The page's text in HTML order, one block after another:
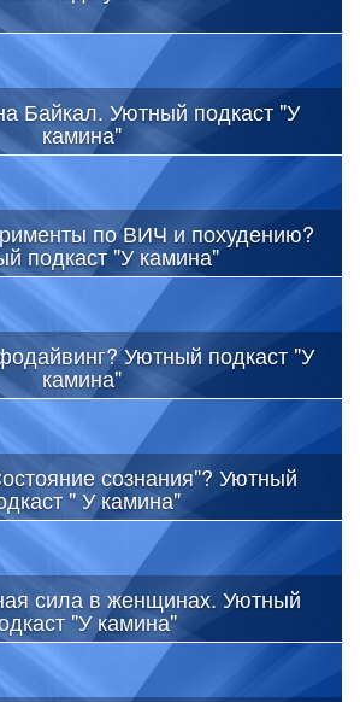
Байкал. Уютный подкаст "У
камина"
по ВИЧ и похудению?
подкаст "У камина"
Уютный подкаст "У
камина"
сознания"? Уютный
" У камина"
сила в женщинах. Уютный
"У камина"